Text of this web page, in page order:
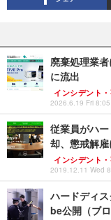
廃棄処理業
に流出
インシデント
2026.6.19 Fri 8:05
従業員がハ
却、懲戒解雇
インシデント
2019.12.11 Wed
ハードディ
be公開（ブ